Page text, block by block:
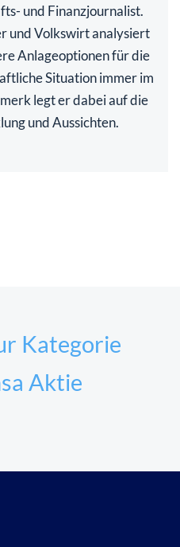
und Finanzjournalist.
und Volkswirt analysiert
Anlageoptionen für die
Situation immer im
legt er dabei auf die
und Aussichten.
Kategorie
Aktie